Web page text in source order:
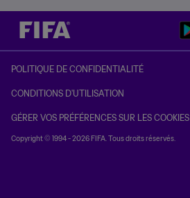
POLITIQUE DE CONFIDENTIALITÉ
CONDITIONS D'UTILISATION
GÉRER VOS PRÉFÉRENCES SUR LES COOKIES
Copyright © 1994 - 2026 FIFA. Tous droits réservés.